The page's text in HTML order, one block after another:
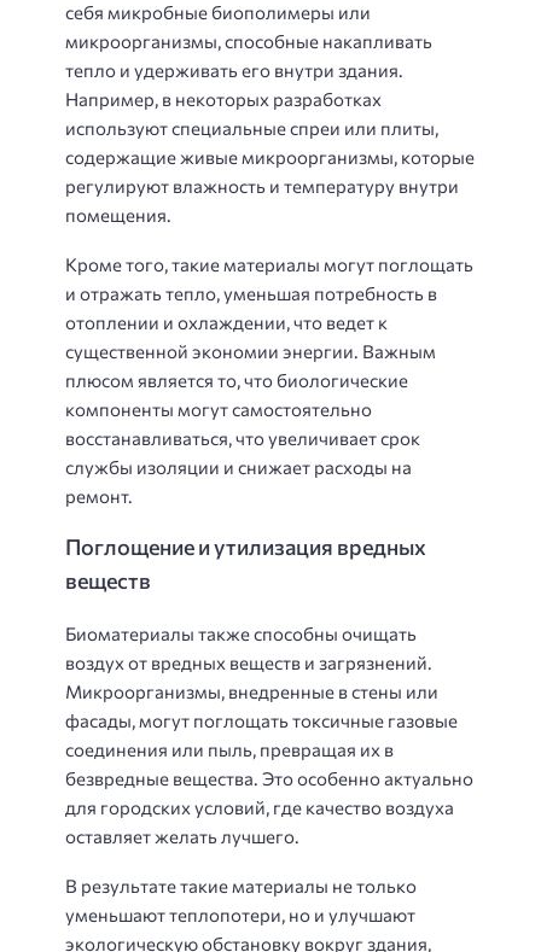
себя микробные биополимеры или
микроорганизмы, способные накапливать
тепло и удерживать его внутри здания.
Например, в некоторых разработках
используют специальные спреи или плиты,
содержащие живые микроорганизмы, которые
регулируют влажность и температуру внутри
помещения.
Кроме того, такие материалы могут поглощать
и отражать тепло, уменьшая потребность в
отоплении и охлаждении, что ведет к
существенной экономии энергии. Важным
плюсом является то, что биологические
компоненты могут самостоятельно
восстанавливаться, что увеличивает срок
службы изоляции и снижает расходы на
ремонт.
Поглощение и утилизация вредных
веществ
Биоматериалы также способны очищать
воздух от вредных веществ и загрязнений.
Микроорганизмы, внедренные в стены или
фасады, могут поглощать токсичные газовые
соединения или пыль, превращая их в
безвредные вещества. Это особенно актуально
для городских условий, где качество воздуха
оставляет желать лучшего.
В результате такие материалы не только
уменьшают теплопотери, но и улучшают
экологическую обстановку вокруг здания,